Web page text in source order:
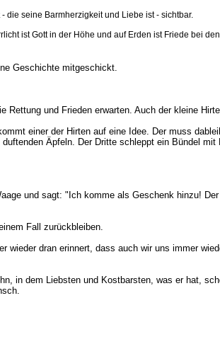
die seine Barmherzigkeit und Liebe ist - sichtbar.
ist Gott in der Höhe und auf Erden ist Friede bei
Geschichte mitgeschickt.
und Frieden erwarten. Auch der kleine
einer der Hirten auf eine Idee. Der muss
Äpfeln. Der Dritte schleppt ein Bündel
und sagt: "Ich komme als Geschenk hinzu!
Fall zurückbleiben.
dran erinnert, dass auch wir uns immer
in dem Liebsten und Kostbarsten, was er hat,